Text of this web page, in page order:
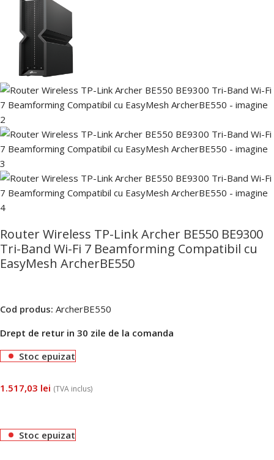
Router Wireless TP-Link Archer BE550 BE9300
Tri-Band Wi-Fi 7 Beamforming Compatibil cu
EasyMesh ArcherBE550
Cod produs: ArcherBE550
Drept de retur in 30 zile de la comanda
Stoc epuizat
1.517,03 lei (TVA inclus)
Stoc epuizat